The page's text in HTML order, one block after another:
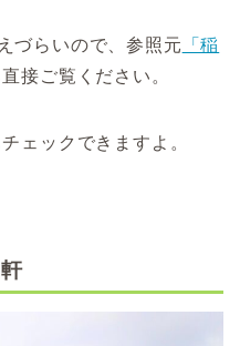
づらいので、参照元 「稲
接ご覧ください。
チェックできますよ。